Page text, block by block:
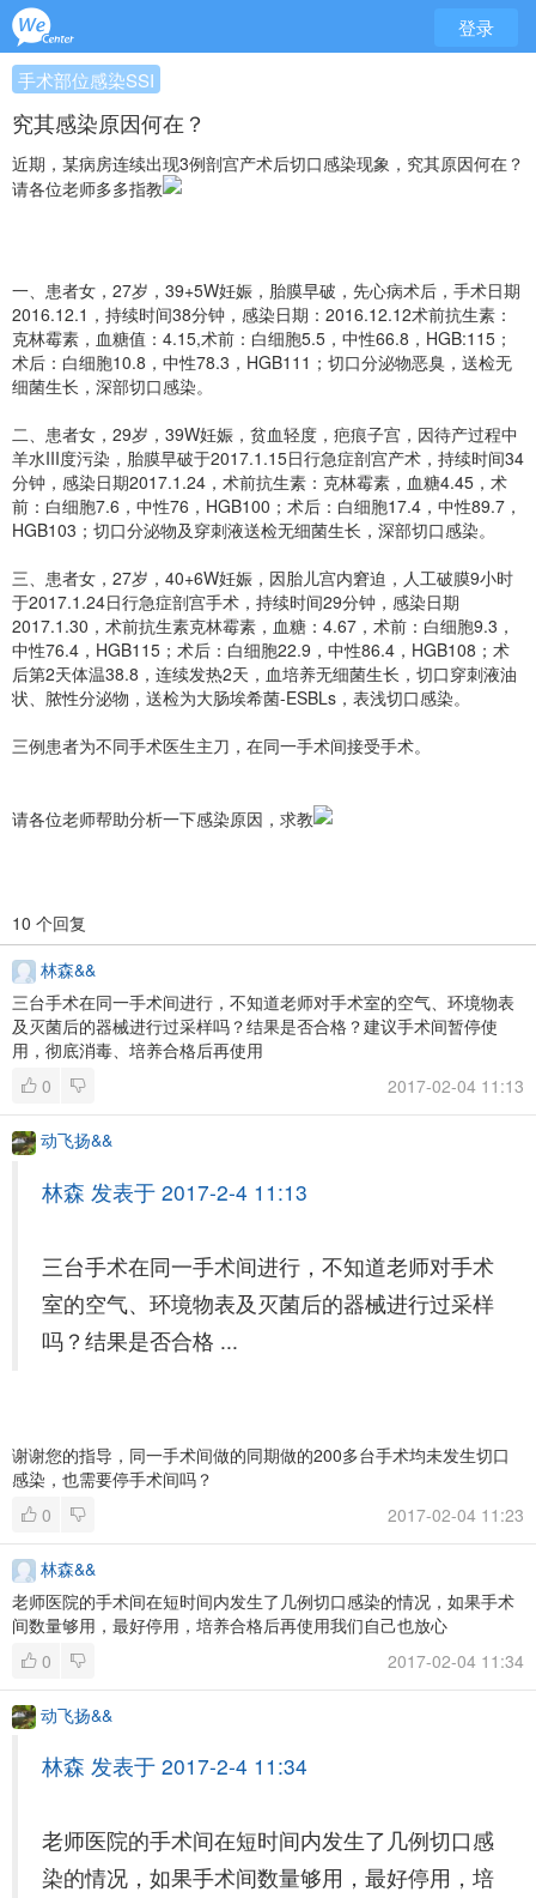
登录
手术部位感染SSI
究其感染原因何在？
近期，某病房连续出现3例剖宫产术后切口感染现象，究其原因何在？
请各位老师多多指教
一、患者女，27岁，39+5W妊娠，胎膜早破，先心病术后，手术日期
2016.12.1，持续时间38分钟，感染日期：2016.12.12术前抗生素：
克林霉素，血糖值：4.15,术前：白细胞5.5，中性66.8，HGB:115；
术后：白细胞10.8，中性78.3，HGB111；切口分泌物恶臭，送检无
细菌生长，深部切口感染。
二、患者女，29岁，39W妊娠，贫血轻度，疤痕子宫，因待产过程中
羊水III度污染，胎膜早破于2017.1.15日行急症剖宫产术，持续时间34
分钟，感染日期2017.1.24，术前抗生素：克林霉素，血糖4.45，术
前：白细胞7.6，中性76，HGB100；术后：白细胞17.4，中性89.7，
HGB103；切口分泌物及穿刺液送检无细菌生长，深部切口感染。
三、患者女，27岁，40+6W妊娠，因胎儿宫内窘迫，人工破膜9小时
于2017.1.24日行急症剖宫手术，持续时间29分钟，感染日期
2017.1.30，术前抗生素克林霉素，血糖：4.67，术前：白细胞9.3，
中性76.4，HGB115；术后：白细胞22.9，中性86.4，HGB108；术
后第2天体温38.8，连续发热2天，血培养无细菌生长，切口穿刺液油
状、脓性分泌物，送检为大肠埃希菌-ESBLs，表浅切口感染。
三例患者为不同手术医生主刀，在同一手术间接受手术。
请各位老师帮助分析一下感染原因，求教
10 个回复
林森&&
三台手术在同一手术间进行，不知道老师对手术室的空气、环境物表
及灭菌后的器械进行过采样吗？结果是否合格？建议手术间暂停使
用，彻底消毒、培养合格后再使用
0
2017-02-04 11:13
动飞扬&&
林森 发表于 2017-2-4 11:13
三台手术在同一手术间进行，不知道老师对手术
室的空气、环境物表及灭菌后的器械进行过采样
吗？结果是否合格 ...
谢谢您的指导，同一手术间做的同期做的200多台手术均未发生切口
感染，也需要停手术间吗？
0
2017-02-04 11:23
林森&&
老师医院的手术间在短时间内发生了几例切口感染的情况，如果手术
间数量够用，最好停用，培养合格后再使用我们自己也放心
0
2017-02-04 11:34
动飞扬&&
林森 发表于 2017-2-4 11:34
老师医院的手术间在短时间内发生了几例切口感
染的情况，如果手术间数量够用，最好停用，培